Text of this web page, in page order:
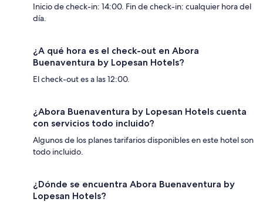
Inicio de check-in: 14:00. Fin de check-in: cualquier hora del
día.
¿A qué hora es el check-out en Abora
Buenaventura by Lopesan Hotels?
El check-out es a las 12:00.
¿Abora Buenaventura by Lopesan Hotels cuenta
con servicios todo incluido?
Algunos de los planes tarifarios disponibles en este hotel son
todo incluido.
¿Dónde se encuentra Abora Buenaventura by
Lopesan Hotels?